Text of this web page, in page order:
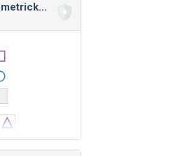
Doplňování řad: geometrické útvary